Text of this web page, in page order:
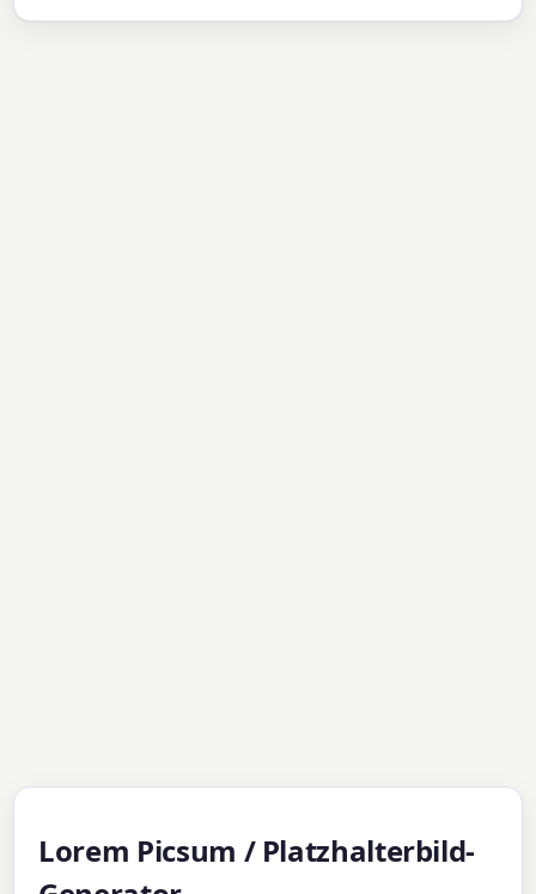
Lorem Picsum / Platzhalterbild-